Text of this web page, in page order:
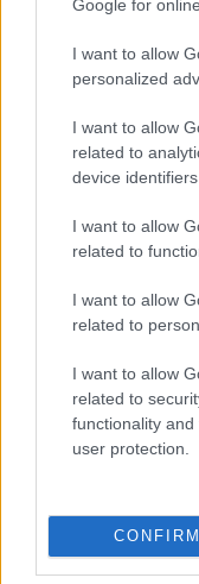
Google for
I want to allow
personalized
I want to allow
related to
device identifiers
I want to allow
related to
I want to allow
related to
I want to allow
related to
functionality
user protection.
CONFIRM
a lakosságot és a
LAKOSSÁGOT
Az alpolgármester